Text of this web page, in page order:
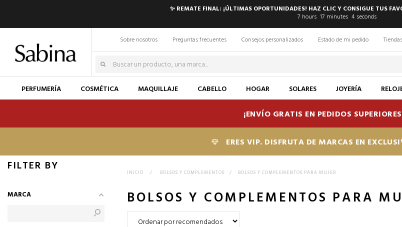
✨ REMATE FINAL: ¡ÚLTIMAS OPORTUNIDADES! HAZ CLIC Y CONSIGUE TUS
7 hours 17 minutes 3 seconds
Sobre nosotros Preguntas frecuentes Consejos personalizados Estado de mi pedido Tiendas
PERFUMERÍA COSMÉTICA MAQUILLAJE CABELLO HOGAR SOLARES JOYERÍA
¡ENVÍO GRATIS EN PEDIDOS
ERES VIP. DISFRUTA DE MARCAS EN
INICIO > BOLSOS Y COMPLEMENTOS > BOLSOS Y COMPLEMENTOS PARA MUJER
BOLSOS Y COMPLEMENTOS PARA
FILTER BY
MARCA